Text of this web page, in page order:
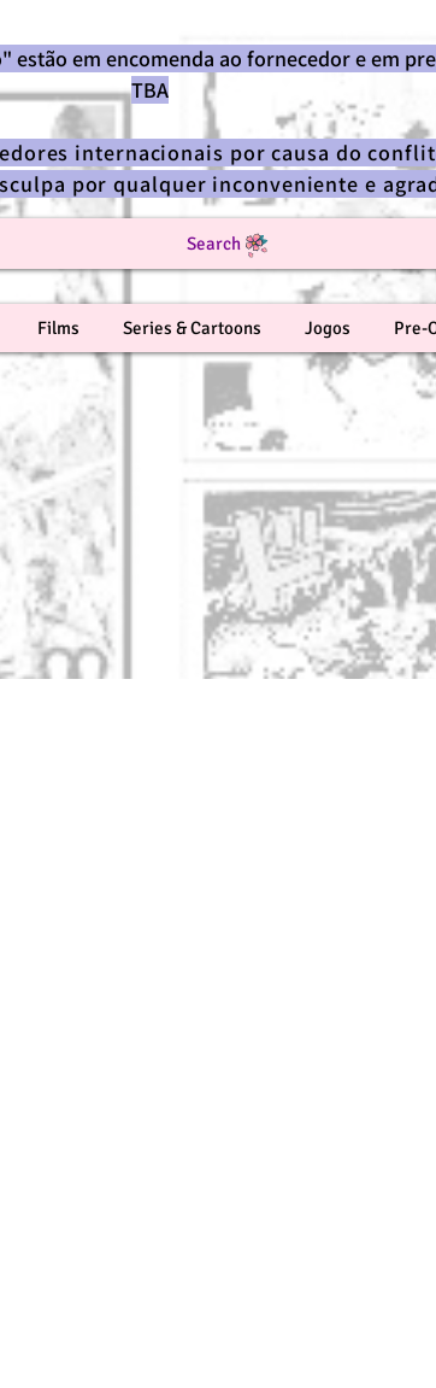
em encomenda ao fornecedor e em
TBA
internacionais por causa do
por qualquer inconveniente e
Search
Films Series & Cartoons Jogos Pre-